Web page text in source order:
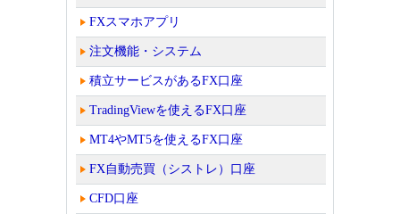
FXスマホアプリ
注文機能・システム
積立サービスがあるFX口座
TradingViewを使えるFX口座
MT4やMT5を使えるFX口座
FX自動売買（シストレ）口座
CFD口座